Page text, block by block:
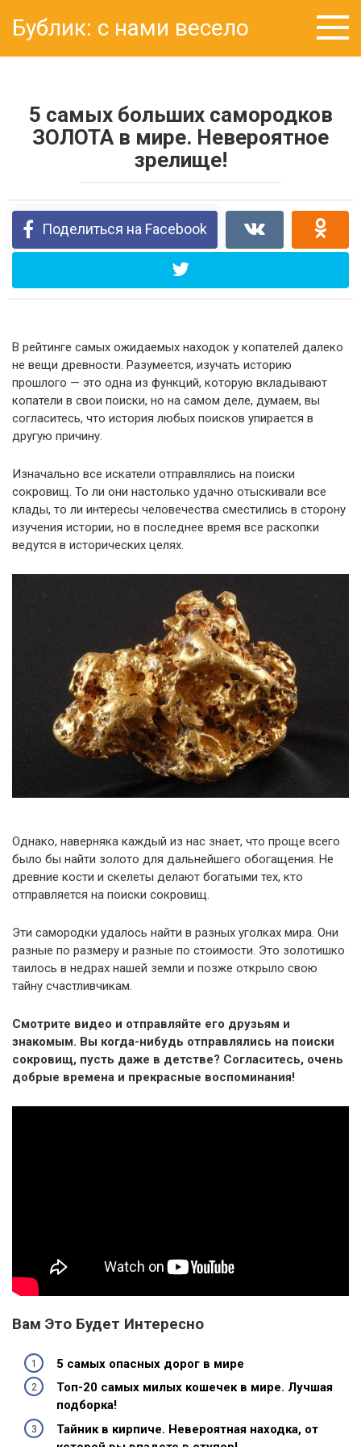
контенту
Бублик: с нами весело
5 самых больших самородков
ЗОЛОТА в мире. Невероятное
зрелище!
Поделиться на Facebook
В рейтинге самых ожидаемых находок у копателей далеко
не вещи древности. Разумеется, изучать историю
прошлого — это одна из функций, которую вкладывают
копатели в свои поиски, но на самом деле, думаем, вы
согласитесь, что история любых поисков упирается в
другую причину.
Изначально все искатели отправлялись на поиски
сокровищ. То ли они настолько удачно отыскивали все
клады, то ли интересы человечества сместились в сторону
изучения истории, но в последнее время все раскопки
ведутся в исторических целях.
Однако, наверняка каждый из нас знает, что проще всего
было бы найти золото для дальнейшего обогащения. Не
древние кости и скелеты делают богатыми тех, кто
отправляется на поиски сокровищ.
Эти самородки удалось найти в разных уголках мира. Они
разные по размеру и разные по стоимости. Это золотишко
таилось в недрах нашей земли и позже открыло свою
тайну счастливчикам.
Смотрите видео и отправляйте его друзьям и
знакомым. Вы когда-нибудь отправлялись на поиски
сокровищ, пусть даже в детстве? Согласитесь, очень
добрые времена и прекрасные воспоминания!
Вам Это Будет Интересно
5 самых опасных дорог в мире
Топ-20 самых милых кошечек в мире. Лучшая
подборка!
Тайник в кирпиче. Невероятная находка, от